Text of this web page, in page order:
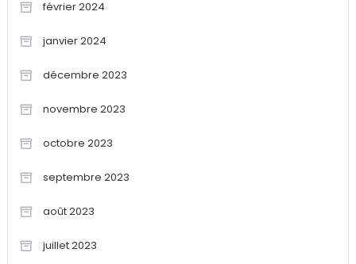
février 2024
janvier 2024
décembre 2023
novembre 2023
octobre 2023
septembre 2023
août 2023
juillet 2023